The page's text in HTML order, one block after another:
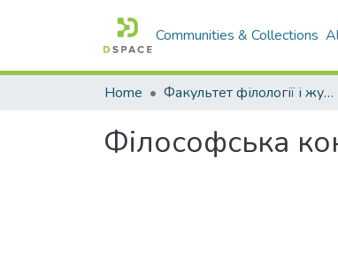
Communities & Collections
Home Факультет філології і журналістики ім. М. Стельмаха
Філософська